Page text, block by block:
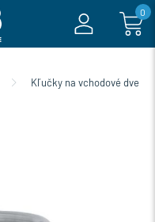
0
Kľučky na vchodové dvere